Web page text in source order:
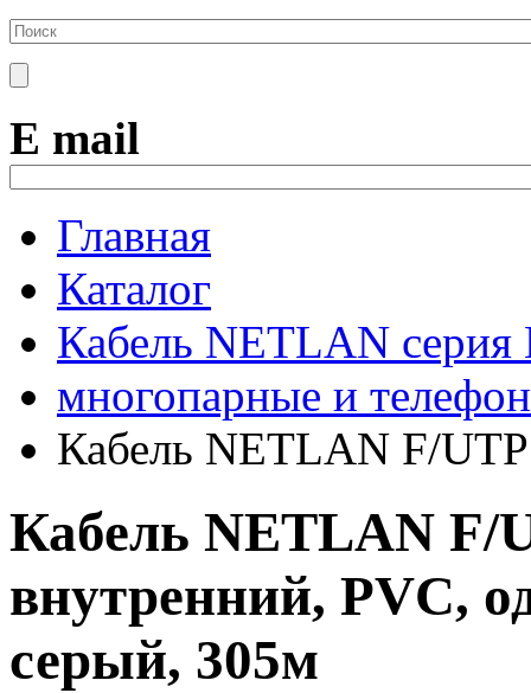
E mail
Главная
Каталог
Кабель NETLAN серия
многопарные и
Кабель NETLAN F/
Кабель NETLAN F/
внутренний, PVC,
серый, 305м